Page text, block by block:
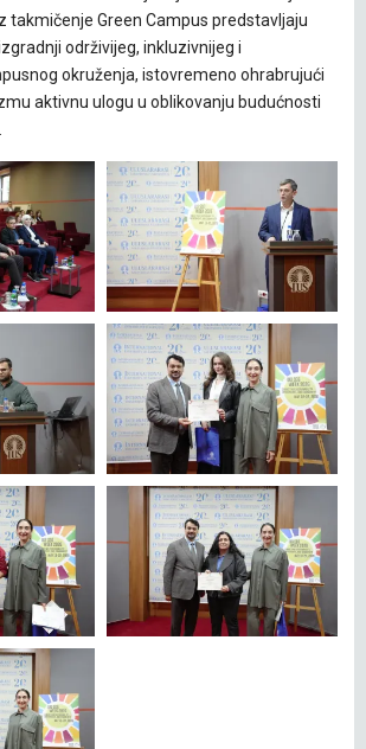
takmičenje Green Campus predstavljaju
održivijeg, inkluzivnijeg i
okruženja, istovremeno ohrabrujući
aktivnu ulogu u oblikovanju budućnosti